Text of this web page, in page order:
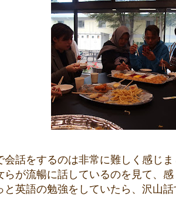
会話をするのは非常に難しく感じ
らが流暢に話しているのを見て、
と英語の勉強をしていたら、沢山